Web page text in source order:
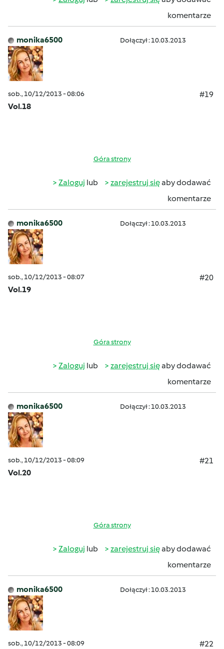
komentarze
monika6500 Dołączył : 10.03.2013
sob., 10/12/2013 - 08:06
#19
Vol.18
Góra strony
Zaloguj lub zarejestruj sięaby dodawać
komentarze
monika6500 Dołączył : 10.03.2013
sob., 10/12/2013 - 08:07
#20
Vol.19
Góra strony
Zaloguj lub zarejestruj sięaby dodawać
komentarze
monika6500 Dołączył : 10.03.2013
sob., 10/12/2013 - 08:09
#21
Vol.20
Góra strony
Zaloguj lub zarejestruj sięaby dodawać
komentarze
monika6500 Dołączył : 10.03.2013
sob., 10/12/2013 - 08:09
#22